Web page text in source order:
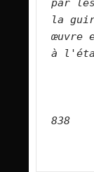
par
la
œuvre
à
838